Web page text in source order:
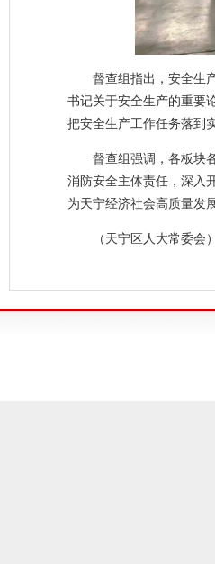
督查组指出，安全生
书记关于安全生产的重要
把安全生产工作任务落到
督查组强调，各板块
消防安全主体责任，深入
为天宁经济社会高质量发
（天宁区人大常委会）